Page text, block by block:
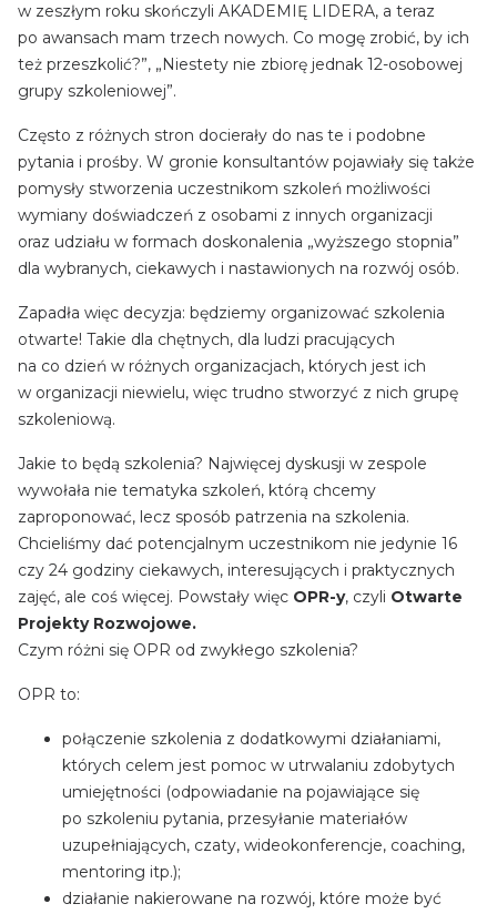
w zeszłym roku skończyli AKADEMIĘ LIDERA, a teraz
po awansach mam trzech nowych. Co mogę zrobić, by ich
też przeszkolić?”, „Niestety nie zbiorę jednak 12-osobowej
grupy szkoleniowej”.
Często z różnych stron docierały do nas te i podobne
pytania i prośby. W gronie konsultantów pojawiały się także
pomysły stworzenia uczestnikom szkoleń możliwości
wymiany doświadczeń z osobami z innych organizacji
oraz udziału w formach doskonalenia „wyższego stopnia”
dla wybranych, ciekawych i nastawionych na rozwój osób.
Zapadła więc decyzja: będziemy organizować szkolenia
otwarte! Takie dla chętnych, dla ludzi pracujących
na co dzień w różnych organizacjach, których jest ich
w organizacji niewielu, więc trudno stworzyć z nich grupę
szkoleniową.
Jakie to będą szkolenia? Najwięcej dyskusji w zespole
wywołała nie tematyka szkoleń, którą chcemy
zaproponować, lecz sposób patrzenia na szkolenia.
Chcieliśmy dać potencjalnym uczestnikom nie jedynie 16
czy 24 godziny ciekawych, interesujących i praktycznych
zajęć, ale coś więcej. Powstały więc OPR-y, czyli Otwarte
Projekty Rozwojowe.
Czym różni się OPR od zwykłego szkolenia?
OPR to:
połączenie szkolenia z dodatkowymi działaniami,
których celem jest pomoc w utrwalaniu zdobytych
umiejętności (odpowiadanie na pojawiające się
po szkoleniu pytania, przesyłanie materiałów
uzupełniających, czaty, wideokonferencje, coaching,
mentoring itp.);
działanie nakierowane na rozwój, które może być